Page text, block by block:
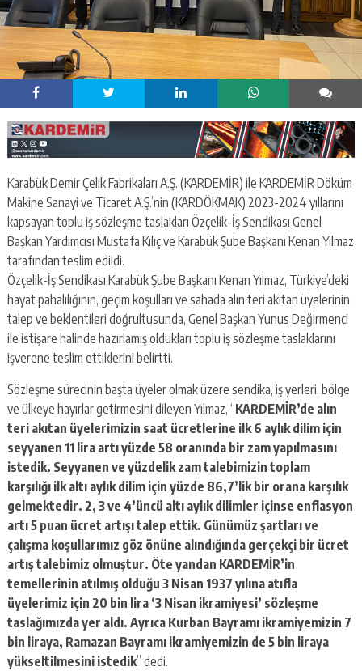
Karabük Demir Çelik Fabrikaları A.Ş. (KARDEMİR) ile KARDEMİR Döküm
Makine Sanayi ve Ticaret A.Ş.’nin (KARDÖKMAK) 2023-2024 yıllarını
kapsayan toplu iş sözleşme taslakları Özçelik-İş Sendikası Genel
Başkan Yardımcısı Mustafa Kılıç ve Karabük Şube Başkanı Kenan Yılmaz
tarafından teslim edildi.
Özçelik-İş Sendikası Karabük Şube Başkanı Kenan Yılmaz, Türkiye’deki
hayat pahalılığının, geçim koşulları ve sahada alın teri akıtan üyelerinin
talep ve beklentileri doğrultusunda, Genel Başkan Yunus Değirmenci
ile istişare halinde hazırlamış oldukları toplu iş sözleşme taslaklarını
işverene teslim ettiklerini belirtti.
Sözleşme sürecinin başta üyeler olmak üzere sendika, iş yerleri, bölge
ve ülkeye hayırlar getirmesini dileyen Yılmaz, “KARDEMİR’de alın
teri akıtan üyelerimizin saat ücretlerine ilk 6 aylık dilim için
seyyanen 11 lira artı yüzde 58 oranında bir zam yapılmasını
istedik. Seyyanen ve yüzdelik zam talebimizin toplam
karşılığı ilk altı aylık dilim için yüzde 86,7’lik bir orana karşılık
gelmektedir. 2, 3 ve 4’üncü altı aylık dilimler içinse enflasyon
artı 5 puan ücret artışı talep ettik. Günümüz şartları ve
çalışma koşullarımız göz önüne alındığında gerçekçi bir ücret
artış talebimiz olmuştur. Öte yandan KARDEMİR’in
temellerinin atılmış olduğu 3 Nisan 1937 yılına atıfla
üyelerimiz için 20 bin lira ‘3 Nisan ikramiyesi’ sözleşme
taslağımızda yer aldı. Ayrıca Kurban Bayramı ikramiyemizin 7
bin liraya, Ramazan Bayramı ikramiyemizin de 5 bin liraya
yükseltilmesini istedik” dedi.